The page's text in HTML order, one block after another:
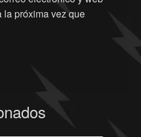
la próxima vez que